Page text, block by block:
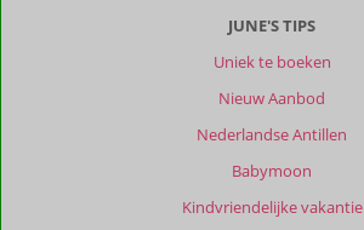
JUNE'S TIPS
Uniek te boeken
Nieuw Aanbod
Nederlandse Antillen
Babymoon
Kindvriendelijke vakantie